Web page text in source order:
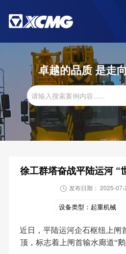
卓越的品质 是走
徐工群塔奋战平陆运河 “
 发布日期： 2025-07-
设备类型： 起重机械
近日，平陆运河企石枢纽上闸
顶，标志着上闸首输水廊道“鹅